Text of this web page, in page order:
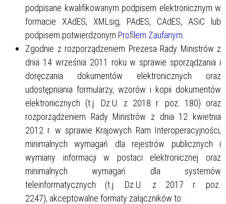
podpisane kwalifikowanym podpisem elektronicznym w
formacie XAdES, XMLsig, PAdES, CAdES, ASiC lub
podpisem potwierdzonym Profilem Zaufanym
Zgodnie z rozporządzeniem Prezesa Rady Ministrów z
dnia 14 września 2011 roku w sprawie sporządzania i
doręczania dokumentów elektronicznych oraz
udostępniania formularzy, wzorów i kopii dokumentów
elektronicznych (t.j. Dz.U. z 2018 r. poz. 180) oraz
rozporządzeniem Rady Ministrów z dnia 12 kwietnia
2012 r. w sprawie Krajowych Ram Interoperacyjności,
minimalnych wymagań dla rejestrów publicznych i
wymiany informacji w postaci elektronicznej oraz
minimalnych wymagań dla systemów
teleinformatycznych (t.j. Dz.U. z 2017 r. poz.
2247), akceptowalne formaty załączników to: